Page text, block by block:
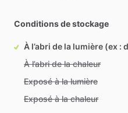
Conditions de stockage
À l’abri de la lumière (ex :
À l’abri de la chaleur
Exposé à la lumière
Exposé à la chaleur